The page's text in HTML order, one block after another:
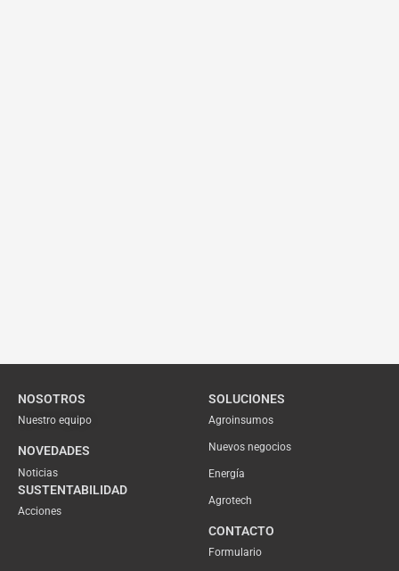
NOSOTROS
Nuestro equipo
NOVEDADES
Noticias
SUSTENTABILIDAD
Acciones
SOLUCIONES
Agroinsumos
Nuevos negocios
Energía
Agrotech
CONTACTO
Formulario